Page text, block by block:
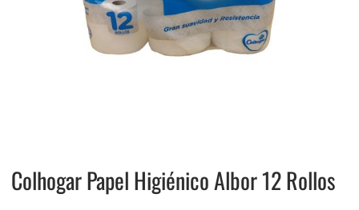
Colhogar Papel Higiénico Albor 12 Rollos